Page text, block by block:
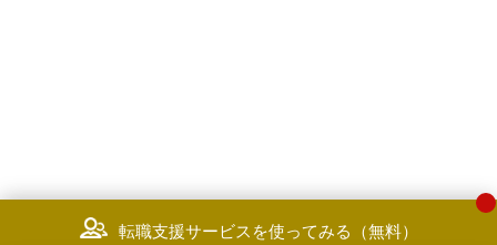
転職支援サービスを使ってみる（無料）